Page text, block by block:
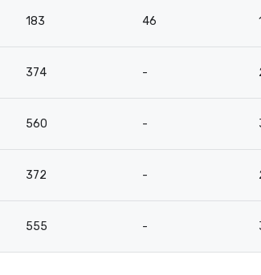
183 46
374 -
560 -
372 -
555 -